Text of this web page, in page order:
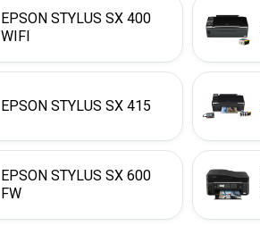
EPSON STYLUS SX 400
WIFI
EPSON STYLUS SX 415
EPSON STYLUS SX 600
FW